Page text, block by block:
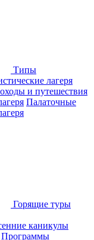
Типы
лагеря
и путешествия
Палаточные
Горящие туры
каникулы
Программы